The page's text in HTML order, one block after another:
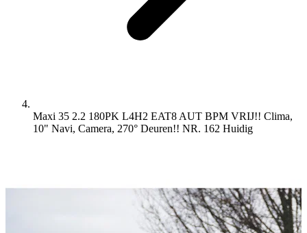
Maxi 35 2.2 180PK L4H2 EAT8 AUT BPM VRIJ!! Clima,
10" Navi, Camera, 270° Deuren!! NR. 162 Huidig